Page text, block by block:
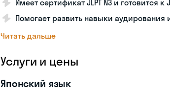
Имеет сертификат JLPT N3 и готовится к
Помогает развить навыки аудирования
Читать дальше
Услуги и цены
Японский язык